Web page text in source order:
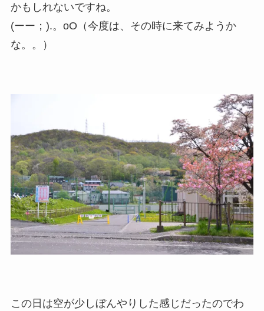
かもしれないですね。
(ーー；).。oO（今度は、その時に来てみようか
な。。）
この日は空が少しぼんやりした感じだったのでわ